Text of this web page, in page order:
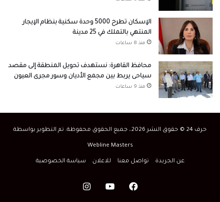
الإسكان تطرح 5000 وحدة سكنية بنظام الإيجار
المنتهي بالتملك في 25 مدينة
منذ 8 ساعات
محافظ القاهرة: نستهدف تحويل المنطقة إلى مقصد
سياحى يربط بين مجمع الأديان وسور مجرى العيون
منذ 9 ساعات
حرف 24 © حقوق النشر 2026، جميع الحقوق محفوظة. تم التطوير بواسطة
Webline Masters
عن الجريدة تواصل معنا للاعلان سياسة الخصوصية
فيسبوك‫YouTubeانستقرام